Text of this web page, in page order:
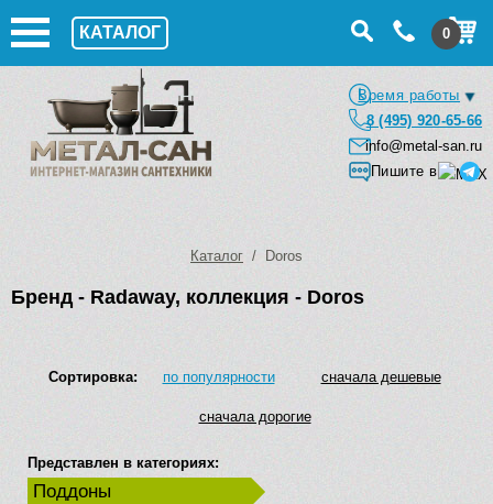
КАТАЛОГ 0
Время работы
8 (495) 920-65-66
info@metal-san.ru
Пишите в
Каталог / Doros
Бренд - Radaway, коллекция - Doros
Сортировка: по популярности сначала дешевые
сначала дорогие
Представлен в категориях:
Поддоны